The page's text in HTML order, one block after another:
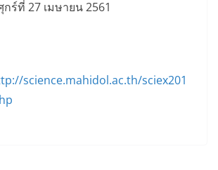
ร์ที่ 27 เมษายน 2561
science.mahidol.ac.th/sciex201